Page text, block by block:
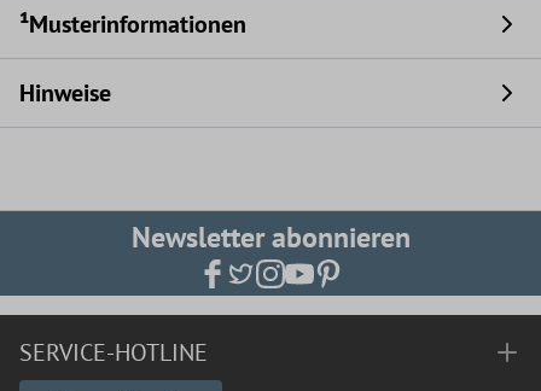
¹Musterinformationen
Hinweise
Newsletter abonnieren
SERVICE-HOTLINE